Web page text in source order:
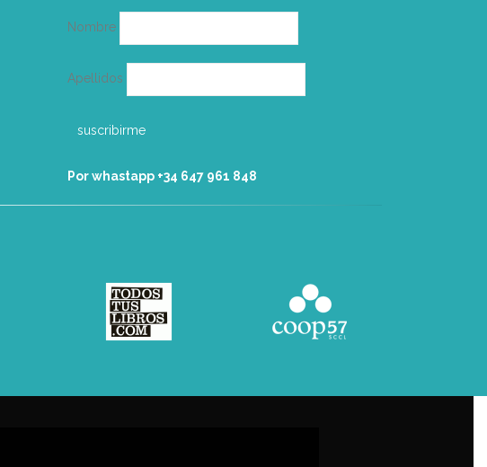
Nombre
Apellidos
Por whastapp +34 ‭647 961 848‬